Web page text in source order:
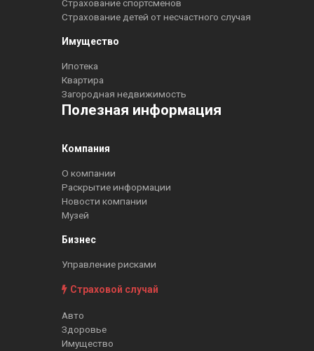
Страхование спортсменов
Страхование детей от несчастного случая
Имущество
Ипотека
Квартира
Загородная недвижимость
Полезная информация
Компания
О компании
Раскрытие информации
Новости компании
Музей
Бизнес
Управление рисками
Страховой случай
Авто
Здоровье
Имущество